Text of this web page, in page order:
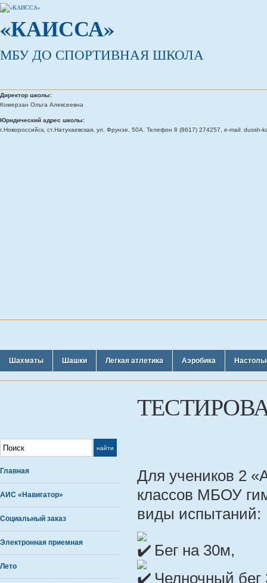
«КАИССА»
МБУ ДО СПОРТИВНАЯ ШКОЛА
Директор школы:
Комерзан Ольга Алексеевна
Юридический адрес школы:
г.Новороссийск, ст.Натухаевская, ул. Фрунзе, 50А. Телефон 8 (8617) 274257, e-mail: dussh-
Шахматы Шашки Легкая атлетика Аэробика
Главная
АИС «Навигатор»
Социальный заказ
Электронная приемная
Лето
Для учеников 2
классов МБОУ
виды испытаний:
Бег на 30м,
Челночный бег